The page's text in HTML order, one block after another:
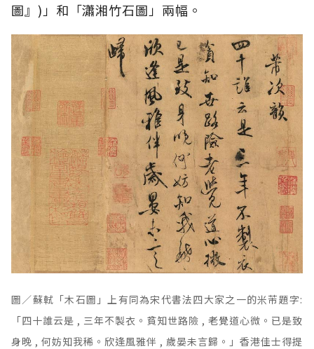
圖』)」和「瀟湘竹石圖」兩幅。
圖／蘇軾「木石圖」上有同為宋代書法四大家之一的米芾題字:
「四十誰云是 , 三年不製衣。貧知世路險 , 老覺道心微。已是致
身晚 , 何妨知我稀。欣逢風雅伴 , 歲晏未言歸。」香港佳士得提